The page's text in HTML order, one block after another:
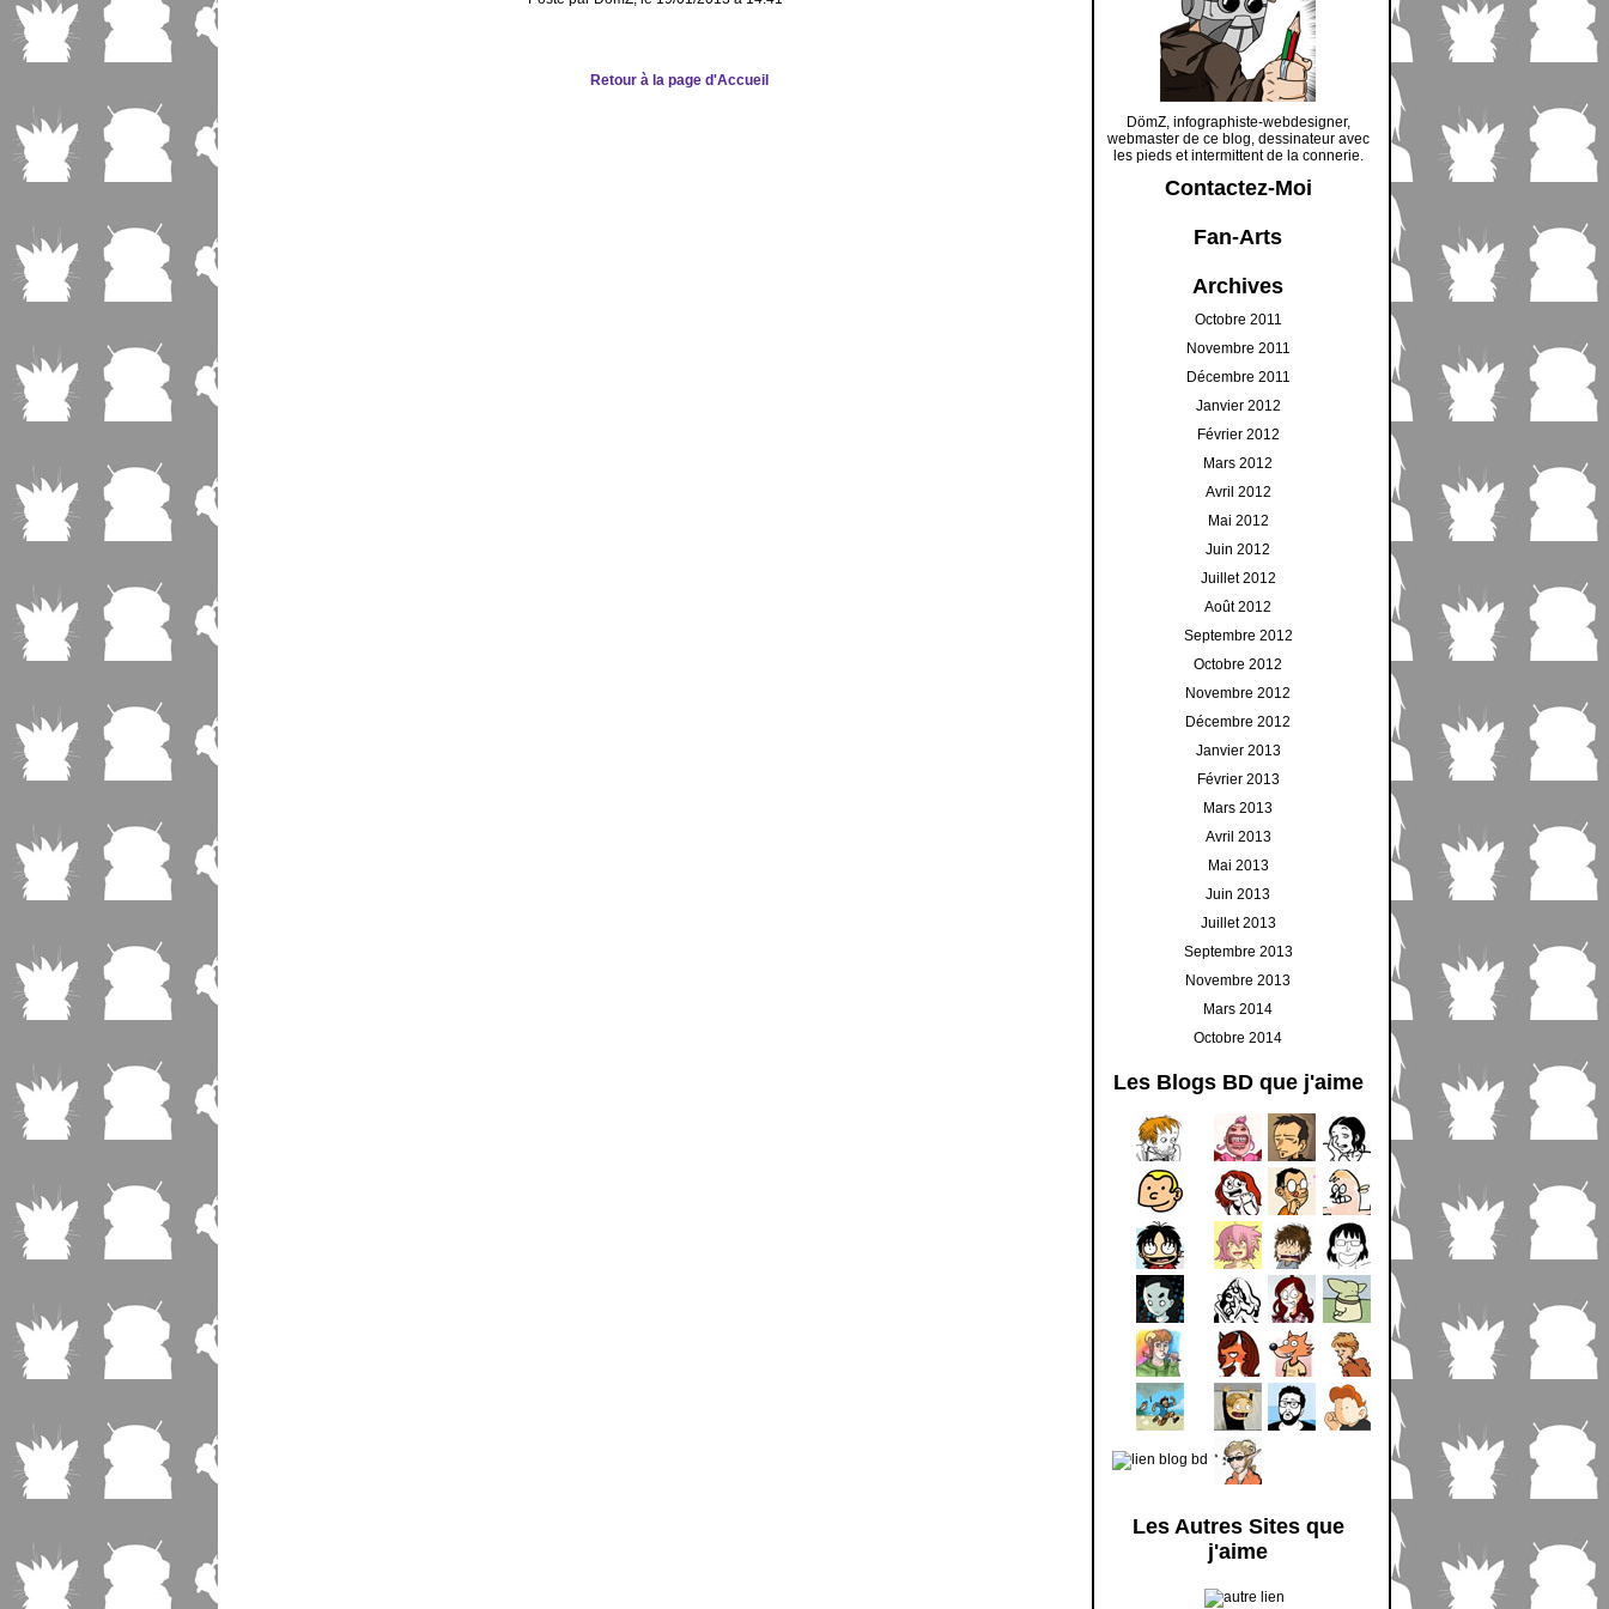
Retour à la page d'Accueil
DömZ, infographiste-webdesigner,
webmaster de ce blog, dessinateur avec
les pieds et intermittent de la connerie.
Contactez-Moi
Fan-Arts
Archives
Octobre 2011
Novembre 2011
Décembre 2011
Janvier 2012
Février 2012
Mars 2012
Avril 2012
Mai 2012
Juin 2012
Juillet 2012
Août 2012
Septembre 2012
Octobre 2012
Novembre 2012
Décembre 2012
Janvier 2013
Février 2013
Mars 2013
Avril 2013
Mai 2013
Juin 2013
Juillet 2013
Septembre 2013
Novembre 2013
Mars 2014
Octobre 2014
Les Blogs BD que j'aime
Les Autres Sites que
j'aime